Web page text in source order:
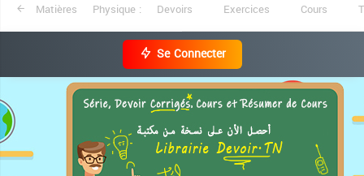
Matières Physique : Devoirs Exercices Cours
Se Connecter